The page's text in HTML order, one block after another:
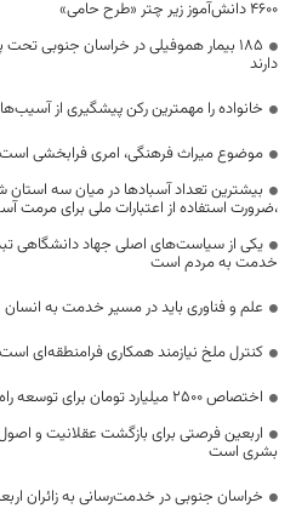
۴۶۰۰ دانش‌آموز زیر چتر «طرح حامی»
۱۸۵ بیمار هموفیلی در خراسان جنوبی
دارند
خانواده را مهمترین رکن پیشگیری از
موضوع میراث فرهنگی، امری فرابخشی است
بیشترین تعداد آسبادها در میان سه
،ضرورت استفاده از اعتبارات ملی برای مرمت
یکی از سیاست‌های اصلی جهاد دانشگاهی
خدمت به مردم است
علم و فناوری باید در مسیر خدمت به انسان
کنترل ملخ نیازمند همکاری فرامنطقه‌ای است
اختصاص 2500 میلیارد تومان برای توسعه راه‌های دوبانده خراسان جنوبی
اربعین فرصتی برای بازگشت عقلانیت و
بشری است
خراسان جنوبی در خدمت‌رسانی به زائران